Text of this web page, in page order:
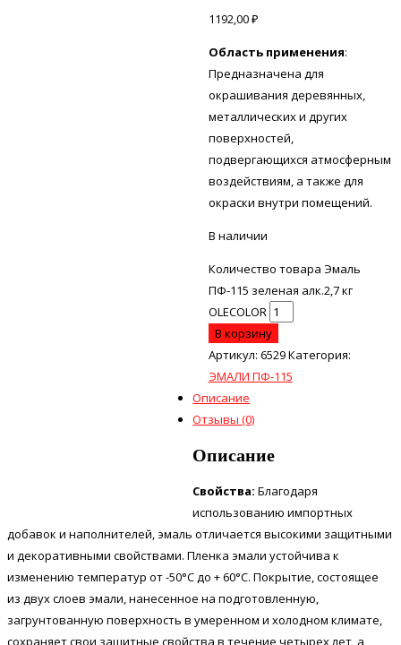
1192,00₽
Область применения:
Предназначена для
окрашивания деревянных,
металлических и других
поверхностей,
подвергающихся атмосферным
воздействиям, а также для
окраски внутри помещений.
В наличии
Количество товара Эмаль
ПФ-115 зеленая алк.2,7 кг
OLECOLOR
В корзину
Артикул: 6529Категория:
ЭМАЛИ ПФ-115
Описание
Отзывы (0)
Описание
Свойства: Благодаря
использованию импортных
добавок и наполнителей, эмаль отличается высокими защитными
и декоративными свойствами. Пленка эмали устойчива к
изменению температур от -50°С до + 60°С. Покрытие, состоящее
из двух слоев эмали, нанесенное на подготовленную,
загрунтованную поверхность в умеренном и холодном климате,
сохраняет свои защитные свойства в течение четырех лет, а